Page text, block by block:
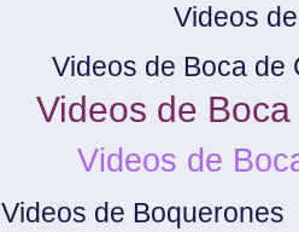
Videos
Videos de Boca de
Videos de
Videos de
Videos de Boquerones